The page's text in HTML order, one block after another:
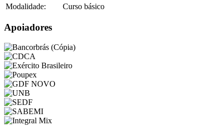
Modalidade:
Curso básico
Apoiadores